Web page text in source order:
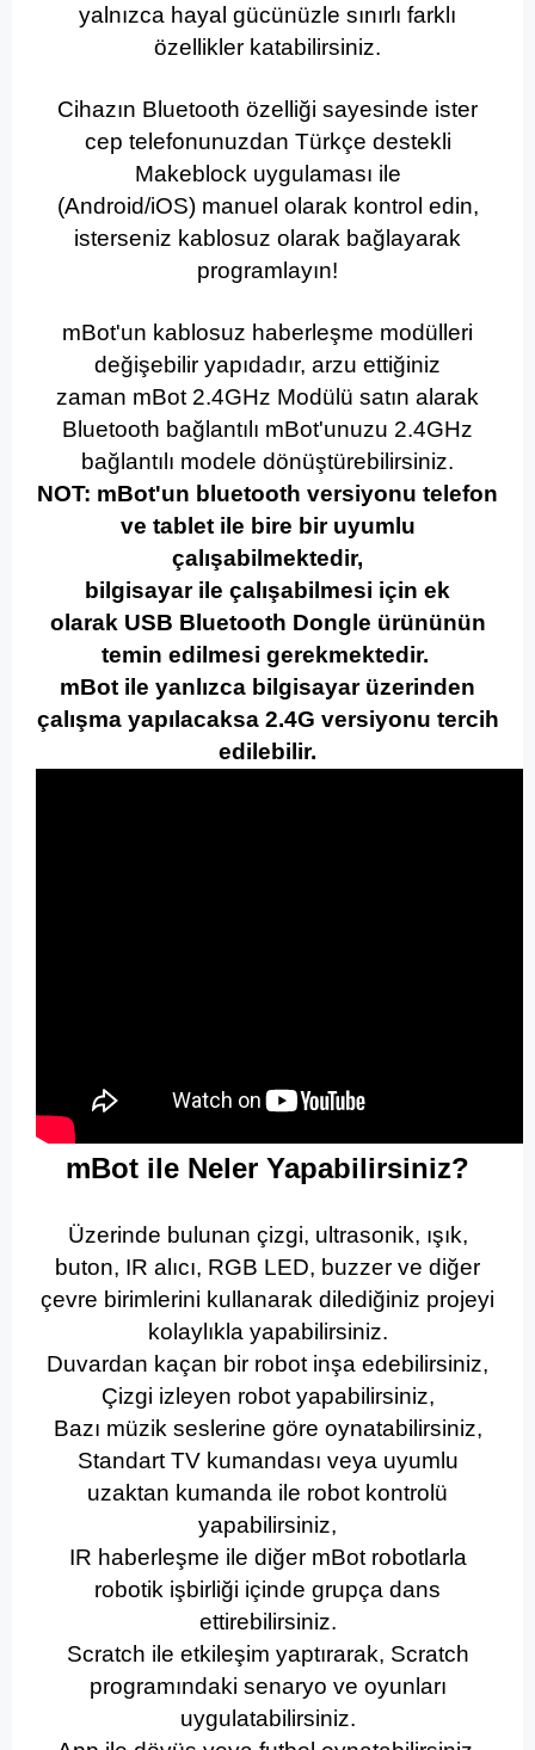
yalnızca hayal gücünüzle sınırlı farklı
özellikler katabilirsiniz.
Cihazın Bluetooth özelliği sayesinde ister
cep telefonunuzdan Türkçe destekli
Makeblock uygulaması ile
(Android/iOS) manuel olarak kontrol edin,
isterseniz kablosuz olarak bağlayarak
programlayın!
mBot'un kablosuz haberleşme modülleri
değişebilir yapıdadır, arzu ettiğiniz
zaman mBot 2.4GHz Modülü satın alarak
Bluetooth bağlantılı mBot'unuzu 2.4GHz
bağlantılı modele dönüştürebilirsiniz.
NOT: mBot'un bluetooth versiyonu telefon
ve tablet ile bire bir uyumlu
çalışabilmektedir,
bilgisayar ile çalışabilmesi için ek
olarak USB Bluetooth Dongle ürününün
temin edilmesi gerekmektedir.
mBot ile yanlızca bilgisayar üzerinden
çalışma yapılacaksa 2.4G versiyonu tercih
edilebilir.
mBot ile Neler Yapabilirsiniz?
Üzerinde bulunan çizgi, ultrasonik, ışık,
buton, IR alıcı, RGB LED, buzzer ve diğer
çevre birimlerini kullanarak dilediğiniz projeyi
kolaylıkla yapabilirsiniz.
Duvardan kaçan bir robot inşa edebilirsiniz,
Çizgi izleyen robot yapabilirsiniz,
Bazı müzik seslerine göre oynatabilirsiniz,
Standart TV kumandası veya uyumlu
uzaktan kumanda ile robot kontrolü
yapabilirsiniz,
IR haberleşme ile diğer mBot robotlarla
robotik işbirliği içinde grupça dans
ettirebilirsiniz.
Scratch ile etkileşim yaptırarak, Scratch
programındaki senaryo ve oyunları
uygulatabilirsiniz.